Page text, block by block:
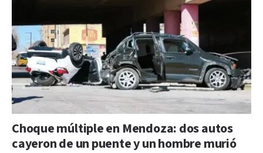
Choque múltiple en Mendoza: dos autos
cayeron de un puente y un hombre murió